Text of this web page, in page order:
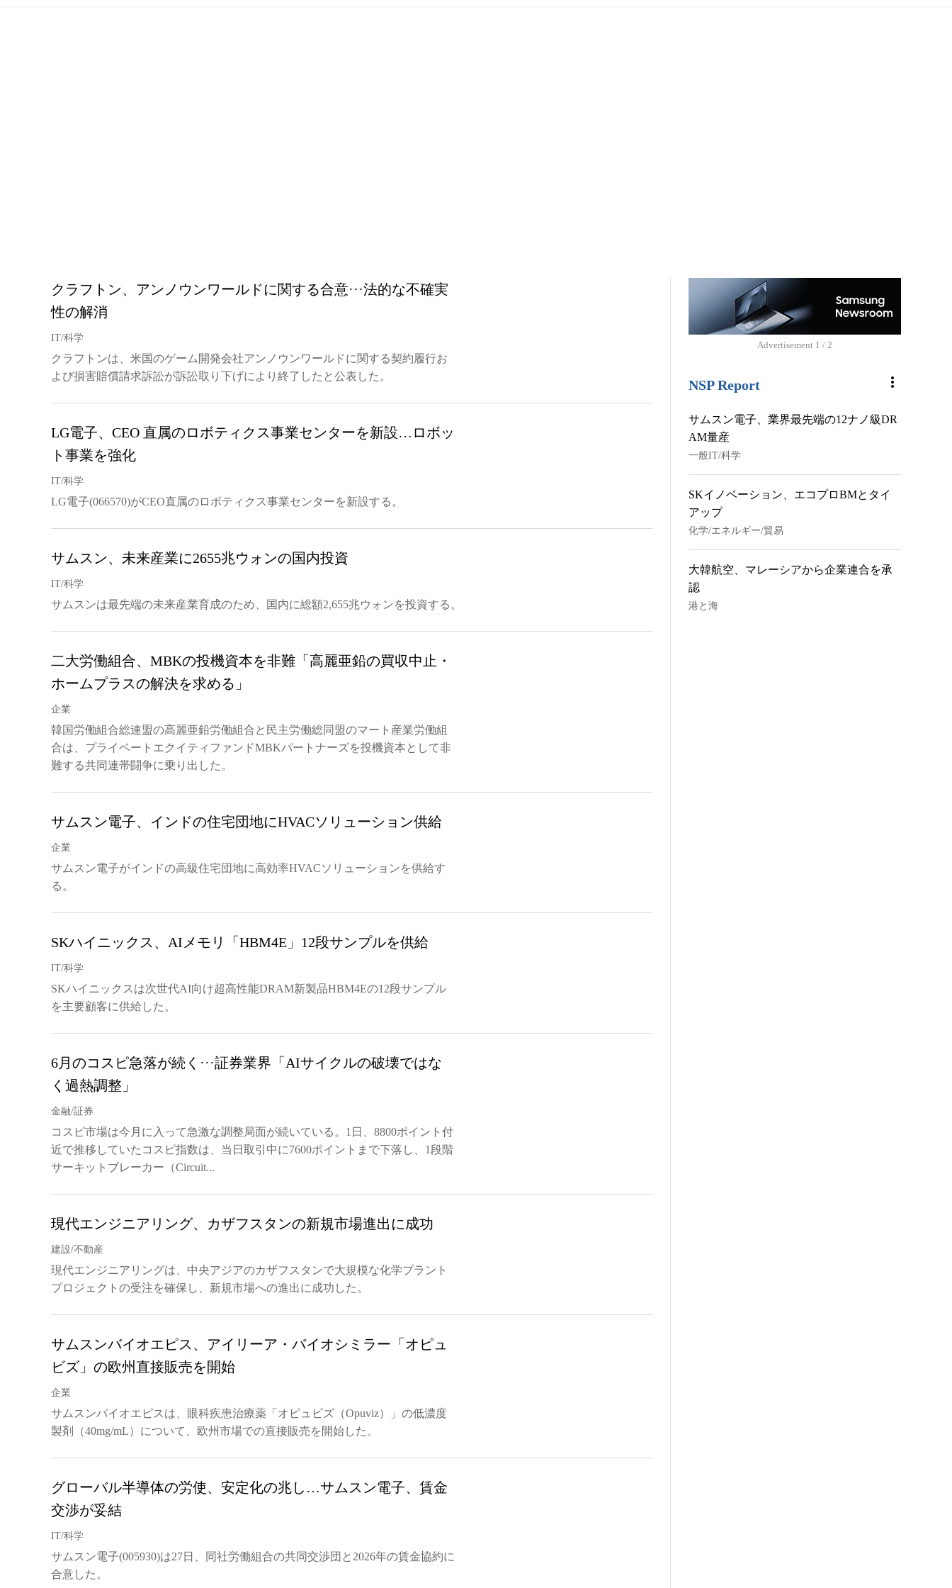
クラフトン、アンノウンワールドに関する合意···法的な不確実
性の解消
IT/科学
クラフトンは、米国のゲーム開発会社アンノウンワールドに関する契約履行お
よび損害賠償請求訴訟が訴訟取り下げにより終了したと公表した。
LG電子、CEO 直属のロボティクス事業センターを新設…ロボッ
ト事業を強化
IT/科学
LG電子(066570)がCEO直属のロボティクス事業センターを新設する。
サムスン、未来産業に2655兆ウォンの国内投資
IT/科学
サムスンは最先端の未来産業育成のため、国内に総額2,655兆ウォンを投資する。
二大労働組合、MBKの投機資本を非難「高麗亜鉛の買収中止・
ホームプラスの解決を求める」
企業
韓国労働組合総連盟の高麗亜鉛労働組合と民主労働総同盟のマート産業労働組
合は、プライベートエクイティファンドMBKパートナーズを投機資本として非
難する共同連帯闘争に乗り出した。
サムスン電子、インドの住宅団地にHVACソリューション供給
企業
サムスン電子がインドの高級住宅団地に高効率HVACソリューションを供給す
る。
SKハイニックス、AIメモリ「HBM4E」12段サンプルを供給
IT/科学
SKハイニックスは次世代AI向け超高性能DRAM新製品HBM4Eの12段サンプル
を主要顧客に供給した。
6月のコスピ急落が続く···証券業界「AIサイクルの破壊ではな
く過熱調整」
金融/証券
コスピ市場は今月に入って急激な調整局面が続いている。1日、8800ポイント付
近で推移していたコスピ指数は、当日取引中に7600ポイントまで下落し、1段階
サーキットブレーカー（Circuit...
現代エンジニアリング、カザフスタンの新規市場進出に成功
建設/不動産
現代エンジニアリングは、中央アジアのカザフスタンで大規模な化学プラント
プロジェクトの受注を確保し、新規市場への進出に成功した。
サムスンバイオエピス、アイリーア・バイオシミラー「オピュ
ビズ」の欧州直接販売を開始
企業
サムスンバイオエピスは、眼科疾患治療薬「オピュビズ（Opuviz）」の低濃度
製剤（40mg/mL）について、欧州市場での直接販売を開始した。
グローバル半導体の労使、安定化の兆し…サムスン電子、賃金
交渉が妥結
IT/科学
サムスン電子(005930)は27日、同社労働組合の共同交渉団と2026年の賃金協約に
合意した。
Advertisement 2 / 2
NSP Report more_vert
サムスン電子、業界最先端の12ナノ級DR
AM量産
一般IT/科学
SKイノベーション、エコプロBMとタイ
アップ
化学/エネルギー/貿易
大韓航空、マレーシアから企業連合を承
認
港と海